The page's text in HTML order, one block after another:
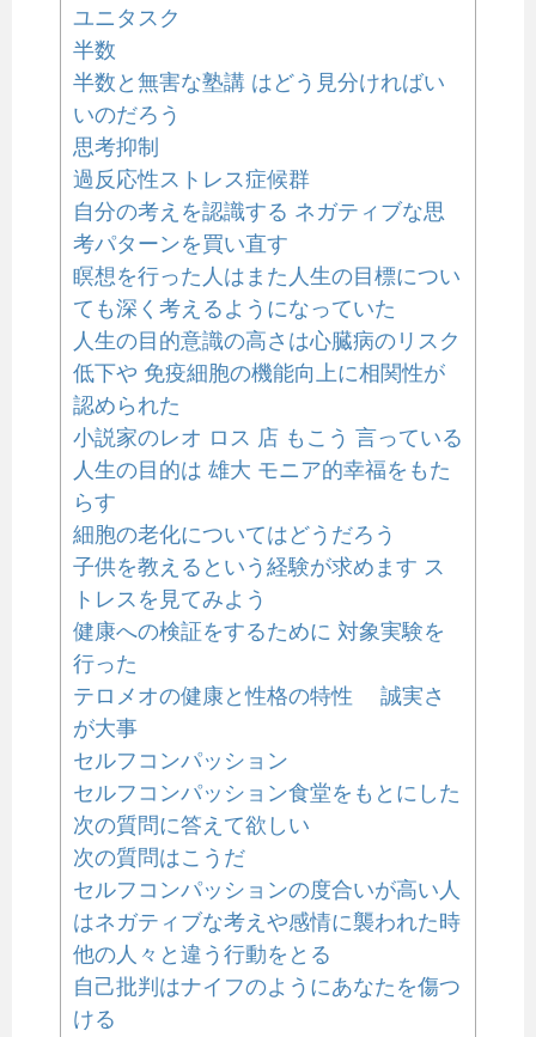
ユニタスク
半数
半数と無害な塾講 はどう見分ければい
いのだろう
思考抑制
過反応性ストレス症候群
自分の考えを認識する ネガティブな思
考パターンを買い直す
瞑想を行った人はまた人生の目標につい
ても深く考えるようになっていた
人生の目的意識の高さは心臓病のリスク
低下や 免疫細胞の機能向上に相関性が
認められた
小説家のレオ ロス 店 もこう 言っている
人生の目的は 雄大 モニア的幸福をもた
らす
細胞の老化についてはどうだろう
子供を教えるという経験が求めます ス
トレスを見てみよう
健康への検証をするために 対象実験を
行った
テロメオの健康と性格の特性 誠実さ
が大事
セルフコンパッション
セルフコンパッション食堂をもとにした
次の質問に答えて欲しい
次の質問はこうだ
セルフコンパッションの度合いが高い人
はネガティブな考えや感情に襲われた時
他の人々と違う行動をとる
自己批判はナイフのようにあなたを傷つ
ける